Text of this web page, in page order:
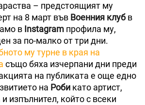
– предстоящият му
на 8 март във Военния клуб в
в Instagram профила му,
за по-малко от три дни.
му турне в края на
също бяха изчерпани дни преди
на публиката е още едно
на Роби като артист,
изпълнител, който с всеки